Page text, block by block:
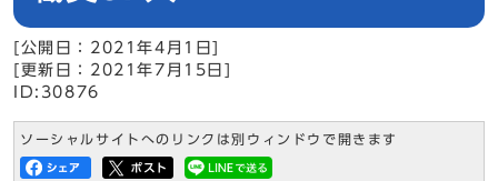
[公開日：2021年4月1日]
[更新日：2021年7月15日]
ID:30876
ソーシャルサイトへのリンクは別ウィンドウで開きます